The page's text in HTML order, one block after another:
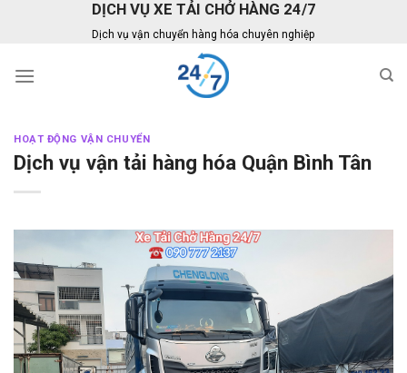
DỊCH VỤ XE TẢI CHỞ HÀNG 24/7
Dịch vụ vận chuyển hàng hóa chuyên nghiệp
HOẠT ĐỘNG VẬN CHUYỂN
Dịch vụ vận tải hàng hóa Quận Bình Tân